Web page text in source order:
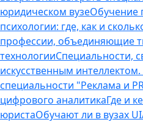
юридическом вузеОбучение
психологии: где, как и
профессии, объединяющие
технологииСпециальности,
искусственным интеллектом.
специальности "Реклама и
цифрового аналитикаГде и
юристаОбучают ли в вузах